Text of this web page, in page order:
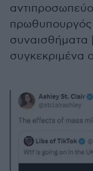
πρωθυπουργός
συγκεκριμένα